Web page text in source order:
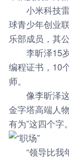
小米科技雷
球青少年创业
乐部成员，其
李昕泽15岁
编程证书，10
师。
像李昕泽这
金字塔高端人
有为”这四个字。
“领导比我